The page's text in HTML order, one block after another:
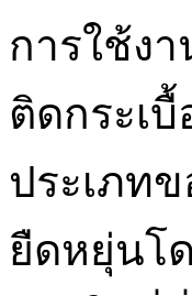
การใช้ง
ติดกระเ
ประเภท
ยืดหยุ่นโ